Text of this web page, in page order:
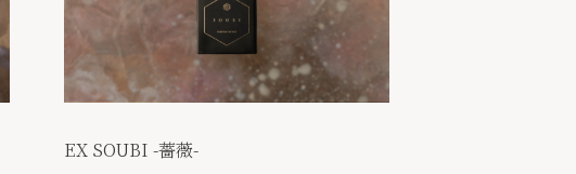
EX SOUBI -薔薇-